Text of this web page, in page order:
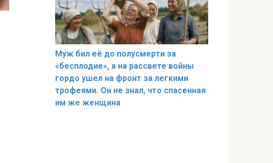
Муж бил её до полусмерти за
«бесплодие», а на рассвете войны
гордо ушел на фронт за легкими
трофеями. Он не знал, что спасенная
им же женщина